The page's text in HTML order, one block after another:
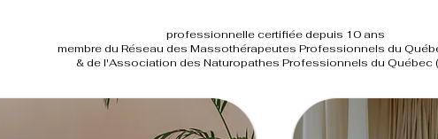
professionnelle certifiée depuis 10 ans
membre du Réseau des Massothérapeutes Professionnels du
& de l'Association des Naturopathes Professionnels du Québec